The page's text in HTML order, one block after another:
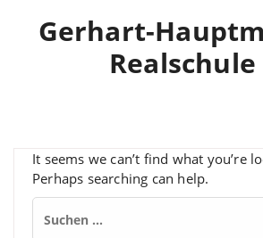
contentGerhart-
Realschule
It seems we can’t find what you’re
Perhaps searching can help.
Suchen
nach: